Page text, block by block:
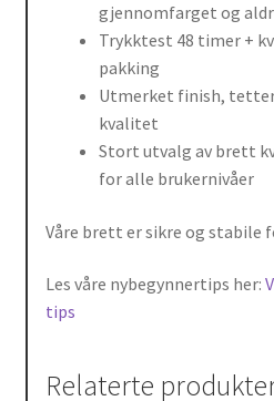
gjennomfarget og
Trykktest 48 timer +
pakking
Utmerket finish,
kvalitet
Stort utvalg av brett
for alle brukernivåer
Våre brett er sikre og stabile
Les våre nybegynnertips her:
tips
Relaterte